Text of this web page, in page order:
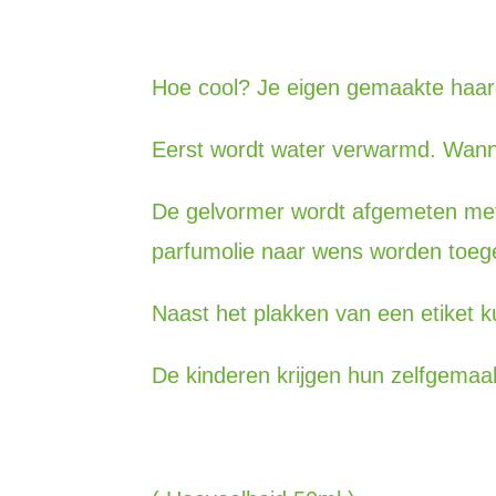
Hoe cool? Je eigen gemaakte
Eerst wordt water verwarmd.
De gelvormer wordt afgemeten
parfumolie naar wens worden
Naast het plakken van een etiket
De kinderen krijgen hun